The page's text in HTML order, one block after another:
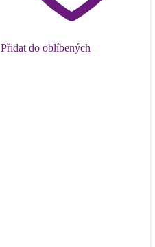
Přidat do oblíbených